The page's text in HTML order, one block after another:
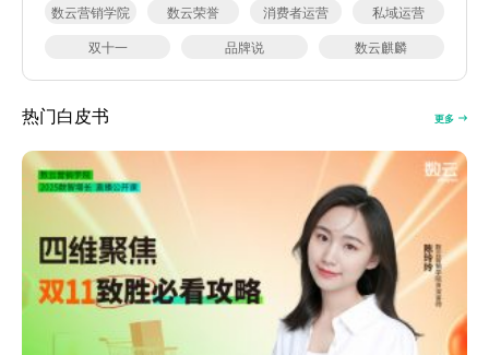
数云营销学院
数云荣誉 消费者运营
私域运营
双十一
品牌说 数云麒麟
热门白皮书 更多